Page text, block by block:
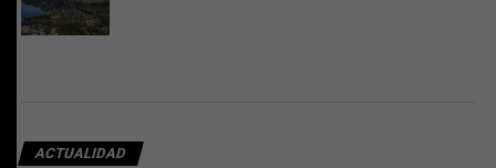
ACTUALIDAD